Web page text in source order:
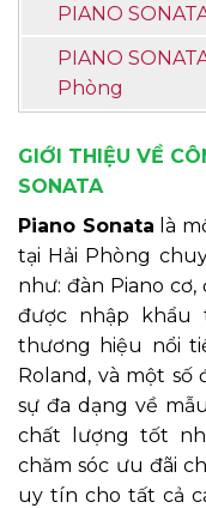
PIANO
PIANO
Phòng
GIỚI THIỆU VỀ
SONATA
Piano Sonata là
tại Hải Phòng
như: đàn Piano cơ,
được nhập khẩu
thương hiệu nổi
Roland, và một số
sự đa dạng về
chất lượng tốt
chăm sóc ưu đãi
uy tín cho tất cả